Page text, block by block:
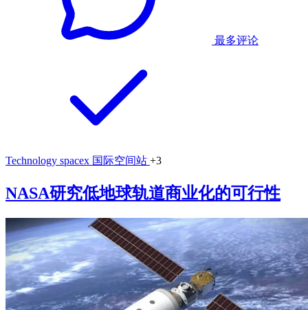
最多评论
Technology spacex 国际空间站 +3
NASA研究低地球轨道商业化的可行性